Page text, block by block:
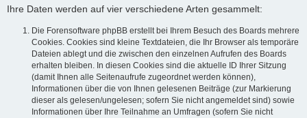
Ihre Daten werden auf vier verschiedene Arten gesammelt:
Die Forensoftware phpBB erstellt bei Ihrem Besuch des Boards mehrere
Cookies. Cookies sind kleine Textdateien, die Ihr Browser als temporäre
Dateien ablegt und die zwischen den einzelnen Aufrufen des Boards
erhalten bleiben. In diesen Cookies sind die aktuelle ID Ihrer Sitzung
(damit Ihnen alle Seitenaufrufe zugeordnet werden können),
Informationen über die von Ihnen gelesenen Beiträge (zur Markierung
dieser als gelesen/ungelesen; sofern Sie nicht angemeldet sind) sowie
Informationen über Ihre Teilnahme an Umfragen (sofern Sie nicht